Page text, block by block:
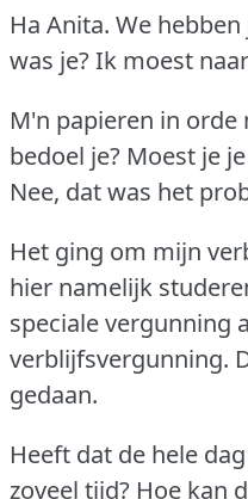
Ha Anita. We
was je?Ik moest
M'n papieren in orde
bedoel je? Moest je
Nee, dat was het
Het ging om mijn
hier namelijk
speciale vergunning
verblijfsvergunning.
gedaan.
Heeft dat de hele
zoveel tijd? Hoe kan